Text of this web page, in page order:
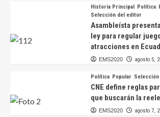
Historia Principal Política
Selección del editor
Asambleísta
ley para regular
atracciones en
EMS2020 agosto 5,
Política Popular
CNE define reglas
que buscarán la
EMS2020 agosto 7,